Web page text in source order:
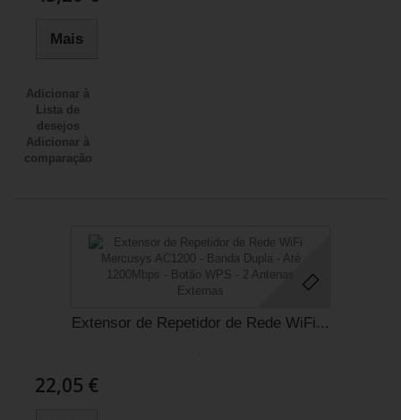
Mais
Adicionar à
Lista de
desejos
Adicionar à
comparação
Extensor de Repetidor de Rede WiFi...
22,05 €